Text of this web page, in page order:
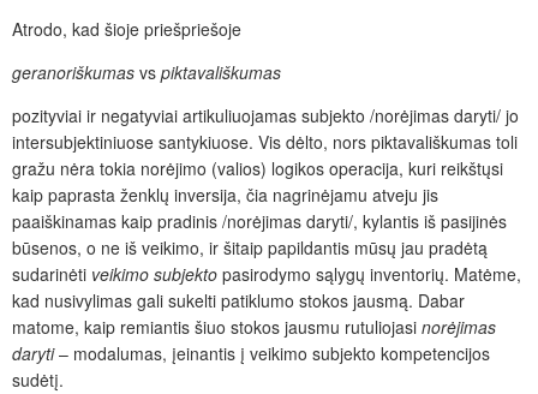
Atrodo, kad šioje priešpriešoje
geranoriškumas vs piktavališkumas
pozityviai ir negatyviai artikuliuojamas subjekto /norėjimas daryti/ jo
intersubjektiniuose santykiuose. Vis dėlto, nors piktavališkumas toli
gražu nėra tokia norėjimo (valios) logikos operacija, kuri reikštųsi
kaip paprasta ženklų inversija, čia nagrinėjamu atveju jis
paaiškinamas kaip pradinis /norėjimas daryti/, kylantis iš pasijinės
būsenos, o ne iš veikimo, ir šitaip papildantis mūsų jau pradėtą
sudarinėti veikimo subjekto pasirodymo sąlygų inventorių. Matėme,
kad nusivylimas gali sukelti patiklumo stokos jausmą. Dabar
matome, kaip remiantis šiuo stokos jausmu rutuliojasi norėjimas
daryti– modalumas, įeinantis į veikimo subjekto kompetencijos
sudėtį.